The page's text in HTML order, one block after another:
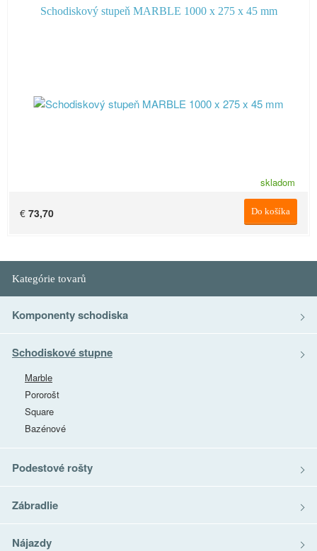
Schodiskový stupeň MARBLE 1000 x 275 x 45 mm
skladom
Do košíka
€ 73,70
Kategórie tovarů
Komponenty schodiska
Schodiskové stupne
Marble
Pororošt
Square
Bazénové
Podestové rošty
Zábradlie
Nájazdy